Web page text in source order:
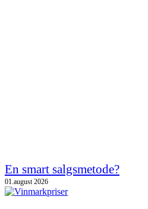
En smart salgsmetode?
01.august 2026